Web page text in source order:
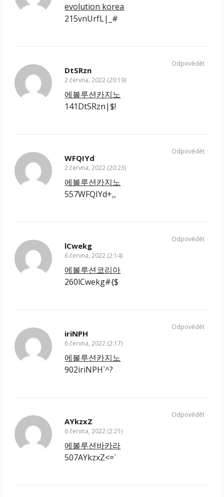
evolution korea
215vnUrfL|_#
DtSRzn
2 června, 2022 (20:19)
에볼루션카지노
141DtSRzn|$!
Odpovědět
WFQIYd
2 června, 2022 (20:23)
에볼루션카지노
557WFQIYd+,,
Odpovědět
lCwekg
6 června, 2022 (2:14)
에볼루션코리아
260lCwekg#{$
Odpovědět
iriNPH
6 června, 2022 (2:17)
에볼루션카지노
902iriNPH`^?
Odpovědět
AYkzxZ
6 června, 2022 (2:21)
에볼루션바카라
507AYkzxZ<=`
Odpovědět